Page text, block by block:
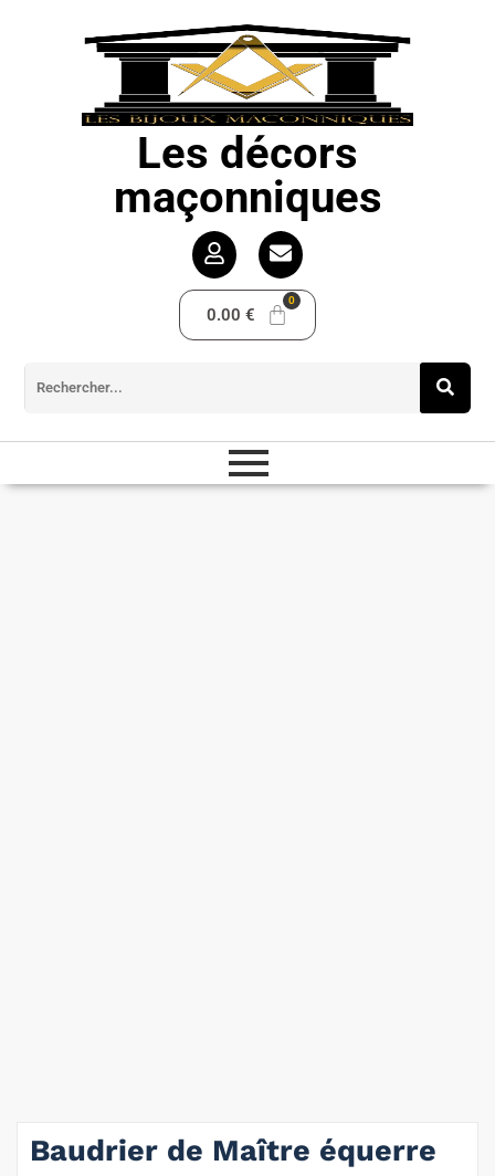
Les décors
maçonniques
0.00 €
Baudrier de Maître équerre